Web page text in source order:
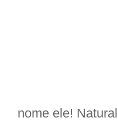
nome ele!